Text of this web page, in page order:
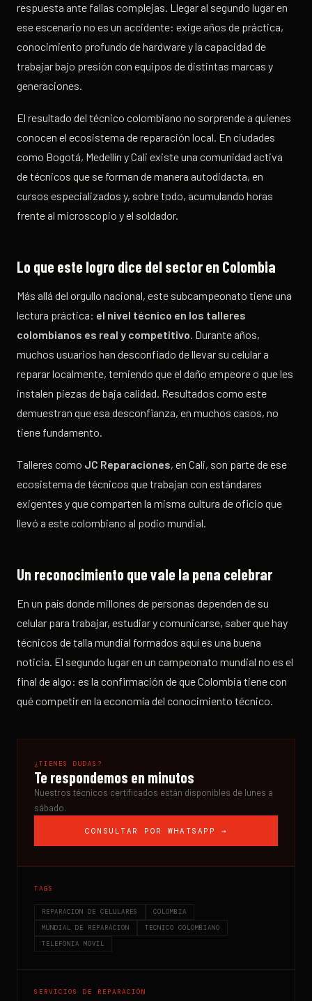
respuesta ante fallas complejas. Llegar al segundo lugar en
ese escenario no es un accidente: exige años de práctica,
conocimiento profundo de hardware y la capacidad de
trabajar bajo presión con equipos de distintas marcas y
generaciones.
El resultado del técnico colombiano no sorprende a quienes
conocen el ecosistema de reparación local. En ciudades
como Bogotá, Medellín y Cali existe una comunidad activa
de técnicos que se forman de manera autodidacta, en
cursos especializados y, sobre todo, acumulando horas
frente al microscopio y el soldador.
Lo que este logro dice del sector en Colombia
Más allá del orgullo nacional, este subcampeonato tiene una
lectura práctica: el nivel técnico en los talleres
colombianos es real y competitivo. Durante años,
muchos usuarios han desconfiado de llevar su celular a
reparar localmente, temiendo que el daño empeore o que les
instalen piezas de baja calidad. Resultados como este
demuestran que esa desconfianza, en muchos casos, no
tiene fundamento.
Talleres como JC Reparaciones, en Cali, son parte de ese
ecosistema de técnicos que trabajan con estándares
exigentes y que comparten la misma cultura de oficio que
llevó a este colombiano al podio mundial.
Un reconocimiento que vale la pena celebrar
En un país donde millones de personas dependen de su
celular para trabajar, estudiar y comunicarse, saber que hay
técnicos de talla mundial formados aquí es una buena
noticia. El segundo lugar en un campeonato mundial no es el
final de algo: es la confirmación de que Colombia tiene con
qué competir en la economía del conocimiento técnico.
¿TIENES DUDAS?
Te respondemos en minutos
Nuestros técnicos certificados están disponibles de lunes a
sábado.
CONSULTAR POR WHATSAPP →
TAGS
REPARACION DE CELULARES
COLOMBIA
MUNDIAL DE REPARACION
TECNICO COLOMBIANO
TELEFONIA MOVIL
SERVICIOS DE REPARACIÓN